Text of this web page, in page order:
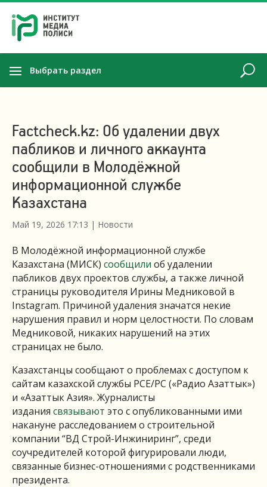
Выбрать раздел
Factcheck.kz: Об удалении двух
пабликов и личного аккаунта
сообщили в Молодёжной
информационной службе
Казахстана
Май 19, 2026 17:13 | Новости
В Молодёжной информационной службе
Казахстана (МИСК) сообщили об удалении
пабликов двух проектов службы, а также личной
страницы руководителя Ирины Медниковой в
Instagram. Причиной удаления значатся некие
нарушения правил и норм целостности. По словам
Медниковой, никаких нарушений на этих
страницах не было.
Казахстанцы сообщают о проблемах с доступом к
сайтам казахской службы РСЕ/РС («Радио Азаттык»)
и «Азаттык Азия». Журналисты
издания связывают это с опубликованными ими
накануне расследованием о строительной
компании “ВД Строй-Инжиниринг”, среди
соучредителей которой фигурировали люди,
связанные бизнес-отношениями с родственниками
президента.